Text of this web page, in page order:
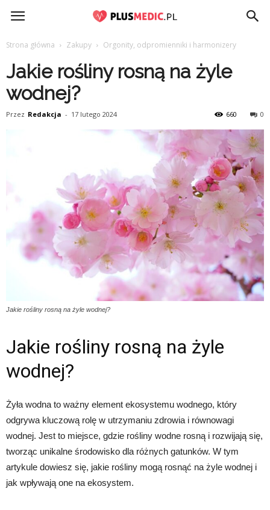
PlusMedic.pl
Strona główna Zakupy Orgonity, odpromienniki i harmonizery
Jakie rośliny rosną na żyle
wodnej?
Przez Redakcja - 17 lutego 2024 0
660
Jakie rośliny rosną na żyle wodnej?
Jakie rośliny rosną na żyle
wodnej?
Żyła wodna to ważny element ekosystemu wodnego, który
odgrywa kluczową rolę w utrzymaniu zdrowia i równowagi
wodnej. Jest to miejsce, gdzie rośliny wodne rosną i rozwijają się,
tworząc unikalne środowisko dla różnych gatunków. W tym
artykule dowiesz się, jakie rośliny mogą rosnąć na żyle wodnej i
jak wpływają one na ekosystem.